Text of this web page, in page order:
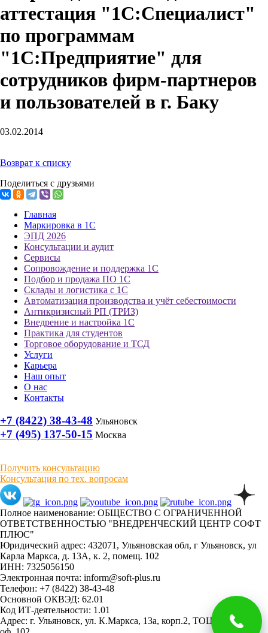
аттестация "1С:Специалист"
по программам
"1С:Предприятие" для
сотрудников фирм-партнеров
и пользователей в г. Баку
03.02.2014
Возврат к списку
Поделиться с друзьями
Главная
Маркировка в 1С
ЭПД 2026
Консультации и аудит
Сервисы
Сопровождение и поддержка 1С
Подбор и продажа ПО 1С
Склады и логистика с 1С
Автоматизация производства и учёт себестоимости
Антикризисный РП (ТРИЗ)
Внедрение и настройка 1С
Практика для студентов
Торговое оборудование и ТСД
Услуги
Карьера
Наш опыт
О нас
Контакты
+7 (8422) 38-43-48 Ульяновск
+7 (495) 137-50-15 Москва
Получить консультацию
Консультация по тех. вопросам
Полное наименование: ОБЩЕСТВО С ОГРАНИЧЕННОЙ
ОТВЕТСТВЕННОСТЬЮ "ВНЕДРЕНЧЕСКИЙ ЦЕНТР СОФТ
ПЛЮС"
Юридический адрес: 432071, Ульяновская обл, г Ульяновск, ул
Карла Маркса, д. 13А, к. 2, помещ. 102
ИНН: 7325056150
Электронная почта: inform@soft-plus.ru
Телефон: +7 (8422) 38-43-48
Основной ОКВЭД: 62.01
Код ИТ-деятельности: 1.01
Адрес: г. Ульяновск, ул. К.Маркса, 13а, корп.2, ТОЦ "Мираж"